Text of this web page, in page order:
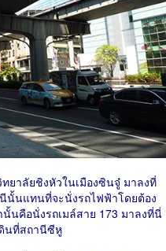
ยาลัยชิงหัวในเมืองซินจู๋ มาลงที่
นั้นแทนที่จะนั่งรถไฟฟ้าโดยต้อง
นคือนั่งรถเมล์สาย 173 มาลงที่นี่
ดินที่สถานีซีหู